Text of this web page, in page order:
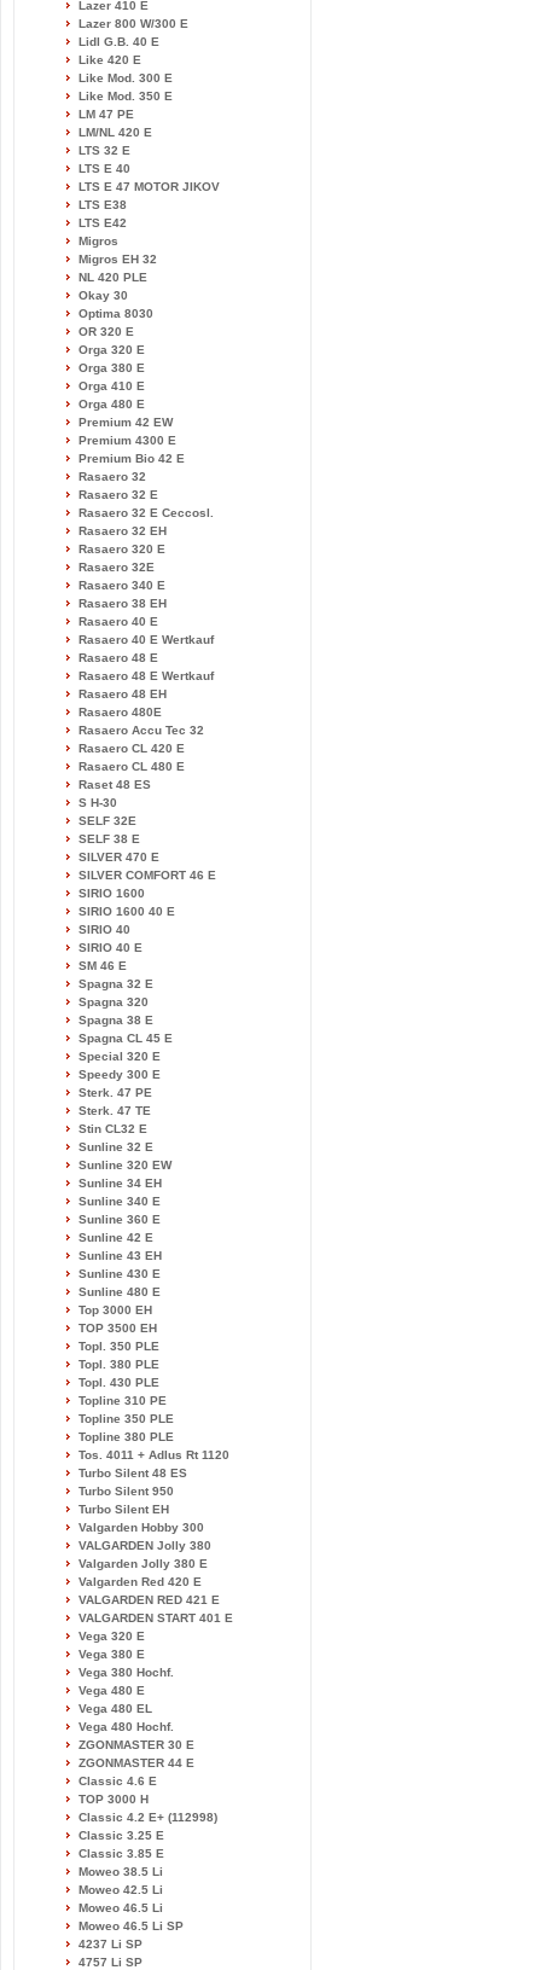
Lazer 410 E
Lazer 800 W/300 E
Lidl G.B. 40 E
Like 420 E
Like Mod. 300 E
Like Mod. 350 E
LM 47 PE
LM/NL 420 E
LTS 32 E
LTS E 40
LTS E 47 MOTOR JIKOV
LTS E38
LTS E42
Migros
Migros EH 32
NL 420 PLE
Okay 30
Optima 8030
OR 320 E
Orga 320 E
Orga 380 E
Orga 410 E
Orga 480 E
Premium 42 EW
Premium 4300 E
Premium Bio 42 E
Rasaero 32
Rasaero 32 E
Rasaero 32 E Ceccosl.
Rasaero 32 EH
Rasaero 320 E
Rasaero 32E
Rasaero 340 E
Rasaero 38 EH
Rasaero 40 E
Rasaero 40 E Wertkauf
Rasaero 48 E
Rasaero 48 E Wertkauf
Rasaero 48 EH
Rasaero 480E
Rasaero Accu Tec 32
Rasaero CL 420 E
Rasaero CL 480 E
Raset 48 ES
S H-30
SELF 32E
SELF 38 E
SILVER 470 E
SILVER COMFORT 46 E
SIRIO 1600
SIRIO 1600 40 E
SIRIO 40
SIRIO 40 E
SM 46 E
Spagna 32 E
Spagna 320
Spagna 38 E
Spagna CL 45 E
Special 320 E
Speedy 300 E
Sterk. 47 PE
Sterk. 47 TE
Stin CL32 E
Sunline 32 E
Sunline 320 EW
Sunline 34 EH
Sunline 340 E
Sunline 360 E
Sunline 42 E
Sunline 43 EH
Sunline 430 E
Sunline 480 E
Top 3000 EH
TOP 3500 EH
Topl. 350 PLE
Topl. 380 PLE
Topl. 430 PLE
Topline 310 PE
Topline 350 PLE
Topline 380 PLE
Tos. 4011 + Adlus Rt 1120
Turbo Silent 48 ES
Turbo Silent 950
Turbo Silent EH
Valgarden Hobby 300
VALGARDEN Jolly 380
Valgarden Jolly 380 E
Valgarden Red 420 E
VALGARDEN RED 421 E
VALGARDEN START 401 E
Vega 320 E
Vega 380 E
Vega 380 Hochf.
Vega 480 E
Vega 480 EL
Vega 480 Hochf.
ZGONMASTER 30 E
ZGONMASTER 44 E
Classic 4.6 E
TOP 3000 H
Classic 4.2 E+ (112998)
Classic 3.25 E
Classic 3.85 E
Moweo 38.5 Li
Moweo 42.5 Li
Moweo 46.5 Li
Moweo 46.5 Li SP
4237 Li SP
4757 Li SP